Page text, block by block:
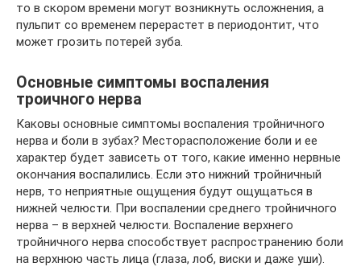
то в скором времени могут возникнуть осложнения, а
пульпит со временем перерастет в периодонтит, что
может грозить потерей зуба.
Основные симптомы воспаления
троичного нерва
Каковы основные симптомы воспаления тройничного
нерва и боли в зубах? Месторасположение боли и ее
характер будет зависеть от того, какие именно нервные
окончания воспалились. Если это нижний тройничный
нерв, то неприятные ощущения будут ощущаться в
нижней челюсти. При воспалении среднего тройничного
нерва – в верхней челюсти. Воспаление верхнего
тройничного нерва способствует распространению боли
на верхнюю часть лица (глаза, лоб, виски и даже уши).